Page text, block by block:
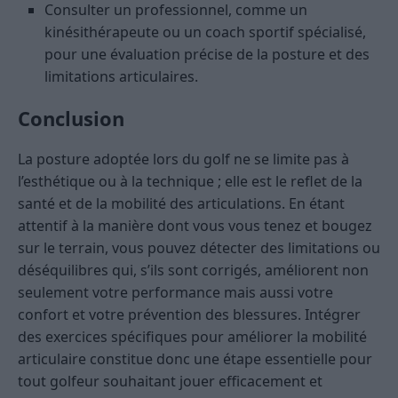
Consulter un professionnel, comme un
kinésithérapeute ou un coach sportif spécialisé,
pour une évaluation précise de la posture et des
limitations articulaires.
Conclusion
La posture adoptée lors du golf ne se limite pas à
l’esthétique ou à la technique ; elle est le reflet de la
santé et de la mobilité des articulations. En étant
attentif à la manière dont vous vous tenez et bougez
sur le terrain, vous pouvez détecter des limitations ou
déséquilibres qui, s’ils sont corrigés, améliorent non
seulement votre performance mais aussi votre
confort et votre prévention des blessures. Intégrer
des exercices spécifiques pour améliorer la mobilité
articulaire constitue donc une étape essentielle pour
tout golfeur souhaitant jouer efficacement et